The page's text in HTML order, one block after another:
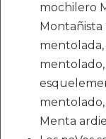
mochilero
mentolado,
Menta